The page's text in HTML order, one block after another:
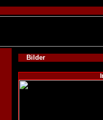
Bilder